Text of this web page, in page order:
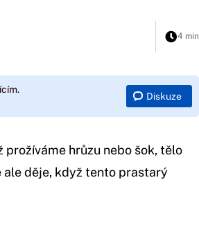
4 min
Diskuze
prožíváme hrůzu nebo šok, tělo
ale děje, když tento prastarý